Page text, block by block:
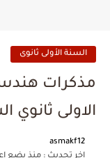
السنة الأولى ثانوى
مذكرات
الاولى
asmakf12